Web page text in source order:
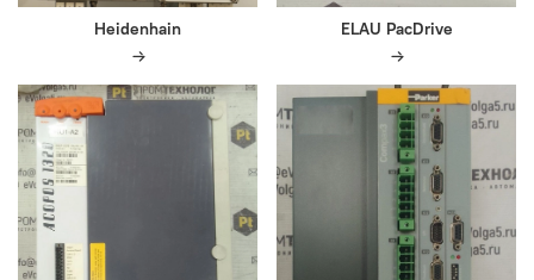
Heidenhain ELAU PacDrive